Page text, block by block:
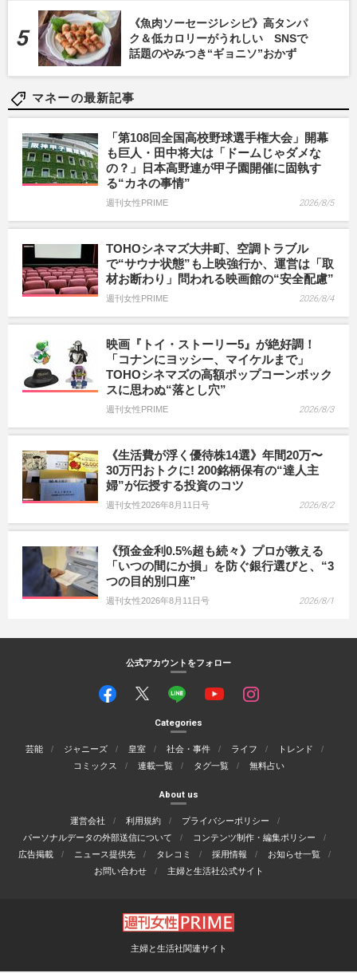
《魚肉ソーセージレシピ》高タンパ
ク＆低カロリーがうれしい SNSで
話題のやみつき“ギョニソ”おかず
マネーの最新記事
「第108回全国高校野球選手権大会」開幕
も巨人・田中将大は「ドームじゃダメな
の？」日本高野連が甲子園開催に固執す
る“カネの事情”
週刊女性PRIME 2026/8/5
TOHOシネマズ大井町、空調トラブル
で“サウナ状態”も上映強行か、運営は「取
材お断わり」問われる映画館の“安全配慮”
週刊女性PRIME 2026/8/4
映画『トイ・ストーリー5』が絶好調！
「コナンにヨッシー、マイケルまで」
TOHOシネマズの高額ポップコーンボック
スに思わぬ“落とし穴”
週刊女性PRIME 2026/8/3
《生活費が浮く優待株14選》年間20万〜
30万円おトクに! 200銘柄保有の“達人主
婦”が伝授する投資のコツ
週刊女性2026年8月11日号 2026/8/2
《預金金利0.5%超も続々》プロが教える
「いつの間にか損」を防ぐ銀行選びと、“3
つの目的別口座”
週刊女性2026年8月11日号 2026/8/1
公式アカウントをフォロー
Categories
芸能 ジャニーズ 皇室 社会・事件 ライフ
トレンド
コミックス
連載一覧 タグ一覧 無料占い
About us
運営会社 利用規約
プライバシーポリシー
パーソナルデータの外部送信について
コンテンツ制作・編集ポリシー
広告掲載
ニュース提供先 タレコミ 採用情報
お知らせ一覧
お問い合わせ
主婦と生活社公式サイト
主婦と生活社関連サイト